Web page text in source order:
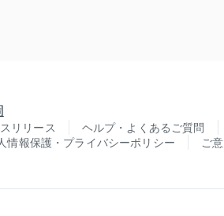
リリース ヘルプ・よくあるご質問
情報保護・プライバシーポリシー ご